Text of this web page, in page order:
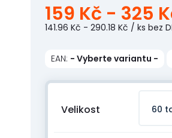
159 Kč - 325
141.96 Kč - 290.18 Kč / ks bez
EAN: - Vyberte variantu -
Velikost 60